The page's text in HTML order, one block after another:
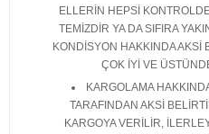
ELLERİN HEPSİ
TEMİZDİR YA DA SIFIRA
KONDİSYON HAKKINDA AKSİ
ÇOK İYİ VE
KARGOLAMA
TARAFINDAN AKSİ
KARGOYA VERİLİR,